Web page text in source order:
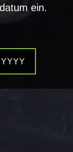
ein.
YYYY